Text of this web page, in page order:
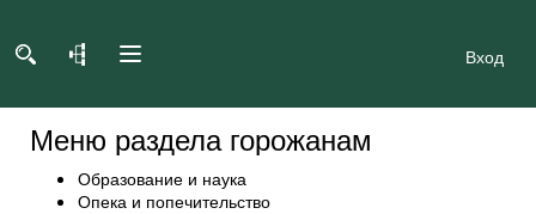
Вход
Меню раздела горожанам
Образование и наука
Опека и попечительство